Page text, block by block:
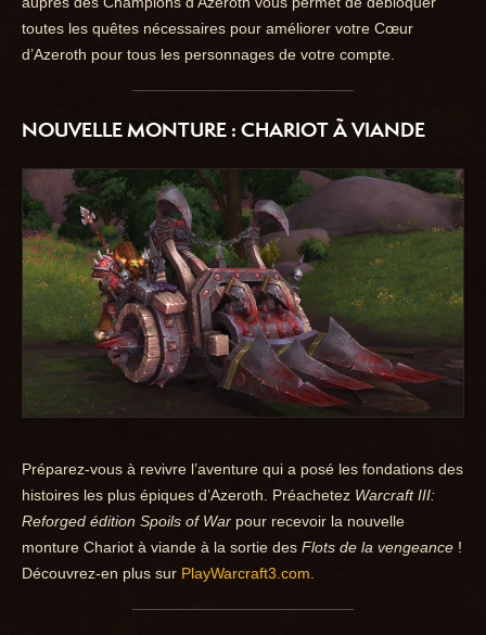
toutes les quêtes nécessaires pour améliorer votre Cœur
d’Azeroth pour tous les personnages de votre compte.
NOUVELLE MONTURE : CHARIOT À VIANDE
Préparez-vous à revivre l’aventure qui a posé les fondations des
histoires les plus épiques d’Azeroth. Préachetez Warcraft III:
Reforged édition Spoils of War pour recevoir la nouvelle
monture Chariot à viande à la sortie des Flots de la vengeance !
Découvrez-en plus sur PlayWarcraft3.com.